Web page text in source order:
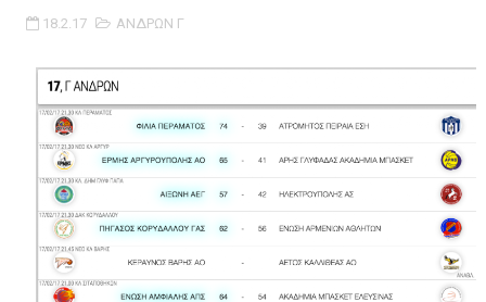
ΧΡΟΝΙΑ ΠΟΛΛΑ ΣΤΟ ΕΛΛΗΝΙΚΟ ΜΠΑΣΚΕΤ : 39Η ΕΠΕΤΕΙΟΣ ΑΠΟ
Ο δρόμος για τον 29ο τελικό κυπέλλου ανδρών ΕΣΚΑΝΑ
U21: Τεράστια πρόκριση για τον Πανελευσινιακό στον
Γ΄ανδρών play offs : "Σκληρό" καρύδι η Φιλία Περάματος
Play off B εφήβων Β φάση Στο f4 ΑΕ Ρέντη, Πέρα , Ερμής
18.2.17 ΑΝΔΡΩΝ Γ